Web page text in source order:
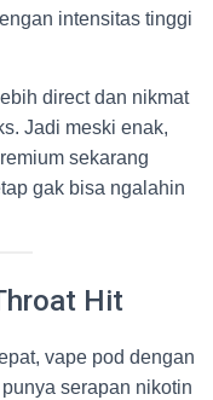
intensitas tinggi
direct dan nikmat
Jadi meski enak,
sekarang
gak bisa ngalahin
Hit
vape pod dengan
serapan nikotin